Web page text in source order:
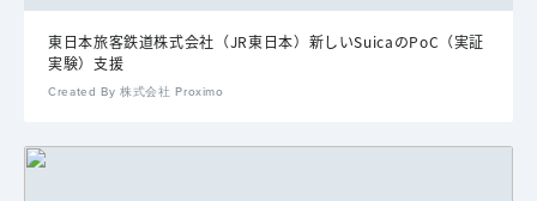
東日本旅客鉄道株式会社（JR東日本）新しいSuicaのPoC（実証
実験）支援
Created By 株式会社 Proximo